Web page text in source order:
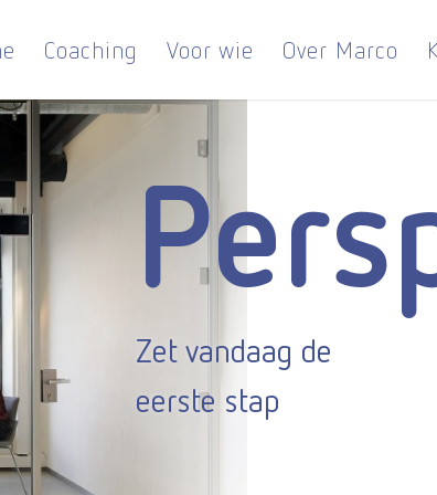
Coaching Voor wie Over Marco
Zet vandaag de
eerste stap